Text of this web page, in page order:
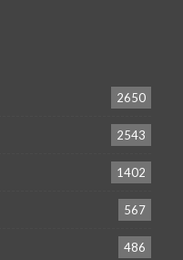
2650
2543
1402
567
486